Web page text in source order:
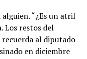
“¿Es un atril
Los restos del
al diputado
en diciembre